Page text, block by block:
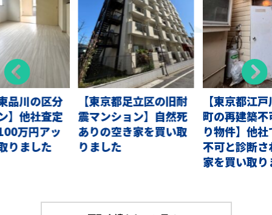
品川の区分
】他社査定
万円アッ
りました
【東京都足立区の旧耐
震マンション】自然死
ありの空き家を買い取
りました
【東京都江
町の再建築不
り物件】他
不可と診断さ
家を買い取り